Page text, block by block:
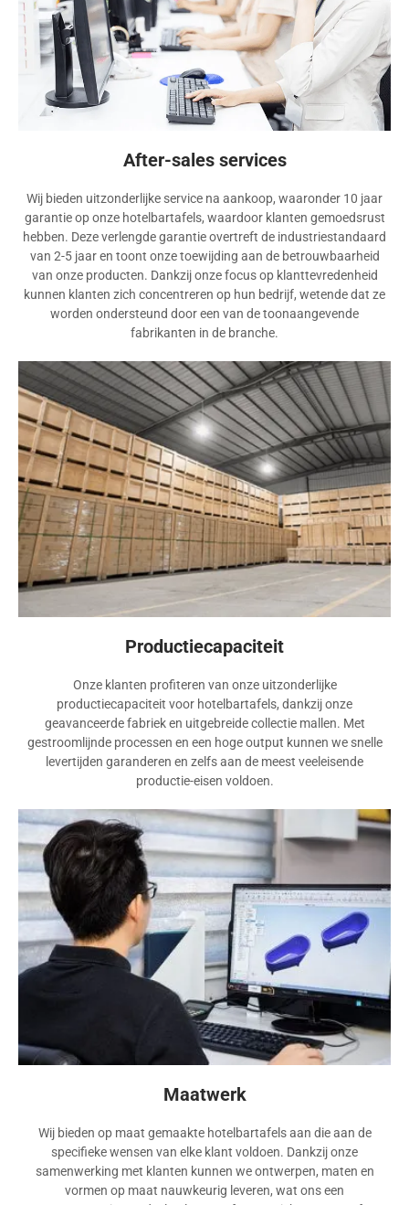
After-sales services
Wij bieden uitzonderlijke service na aankoop, waaronder 10 jaar
garantie op onze hotelbartafels, waardoor klanten gemoedsrust
hebben. Deze verlengde garantie overtreft de industriestandaard
van 2-5 jaar en toont onze toewijding aan de betrouwbaarheid
van onze producten. Dankzij onze focus op klanttevredenheid
kunnen klanten zich concentreren op hun bedrijf, wetende dat ze
worden ondersteund door een van de toonaangevende
fabrikanten in de branche.
Productiecapaciteit
Onze klanten profiteren van onze uitzonderlijke
productiecapaciteit voor hotelbartafels, dankzij onze
geavanceerde fabriek en uitgebreide collectie mallen. Met
gestroomlijnde processen en een hoge output kunnen we snelle
levertijden garanderen en zelfs aan de meest veeleisende
productie-eisen voldoen.
Maatwerk
Wij bieden op maat gemaakte hotelbartafels aan die aan de
specifieke wensen van elke klant voldoen. Dankzij onze
samenwerking met klanten kunnen we ontwerpen, maten en
vormen op maat nauwkeurig leveren, wat ons een